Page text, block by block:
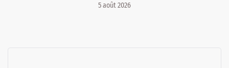
5 août 2026